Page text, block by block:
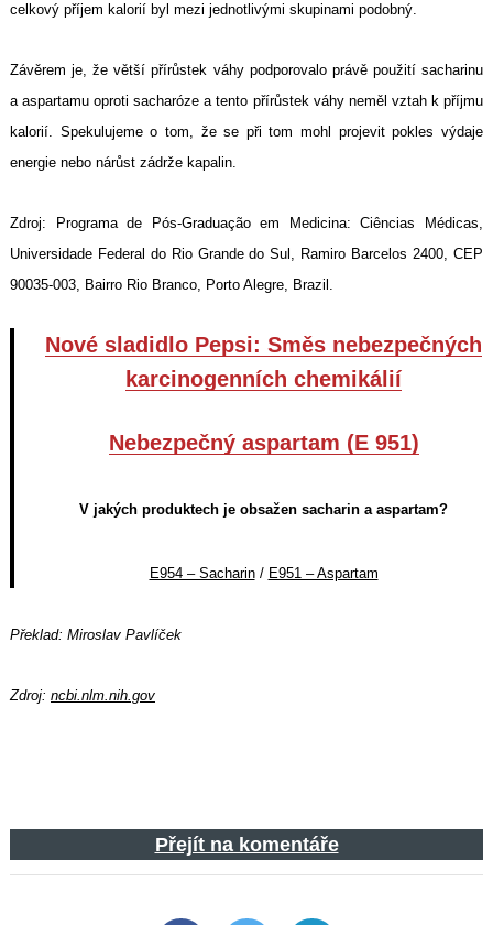
celkový příjem kalorií byl mezi jednotlivými skupinami podobný.
Závěrem je, že větší přírůstek váhy podporovalo právě použití sacharinu
a aspartamu oproti sacharóze a tento přírůstek váhy neměl vztah k příjmu
kalorií. Spekulujeme o tom, že se při tom mohl projevit pokles výdaje
energie nebo nárůst zádrže kapalin.
Zdroj: Programa de Pós-Graduação em Medicina: Ciências Médicas,
Universidade Federal do Rio Grande do Sul, Ramiro Barcelos 2400, CEP
90035-003, Bairro Rio Branco, Porto Alegre, Brazil.
Nové sladidlo Pepsi: Směs nebezpečných
karcinogenních chemikálií
Nebezpečný aspartam (E 951)
V jakých produktech je obsažen sacharin a aspartam?
E954 – Sacharin/ E951 – Aspartam
Překlad: Miroslav Pavlíček
Zdroj: ncbi.nlm.nih.gov
Přejít na komentáře